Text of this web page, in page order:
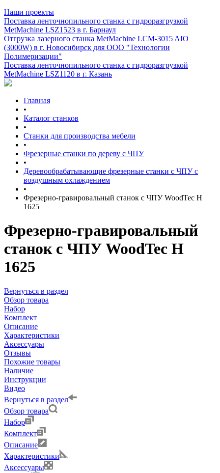
Наши проекты
Поставка ленточнопильного станка c гидроразгрузкой
MetMachine LSZ1523 в г. Барнаул
Отгрузка лазерного станка MetMachine LCM-3015 AIO
(3000W) в г. Новосибирск для ООО "Технологии
Полимеризации"
Поставка ленточнопильного станка c гидроразгрузкой
MetMachine LSZ1120 в г. Казань
Главная
•
Каталог станков
•
Станки для производства мебели
•
Фрезерные станки по дереву с ЧПУ
•
Деревообрабатывающие фрезерные станки с ЧПУ с
воздушным охлаждением
•
Фрезерно-гравировальный станок с ЧПУ WoodTec H
1625
Фрезерно-гравировальный
станок с ЧПУ WoodTec H
1625
Вернуться в раздел
Обзор товара
Набор
Комплект
Описание
Характеристики
Аксессуары
Отзывы
Похожие товары
Наличие
Инструкции
Видео
Вернуться в раздел
Обзор товара
Набор
Комплект
Описание
Характеристики
Аксессуары